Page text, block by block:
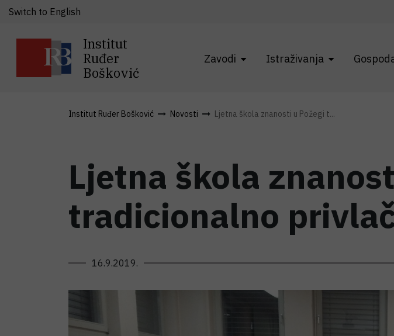
Institut
Ruđer
Bošković
Zavodi Istraživanja
Switch to English
Institut Ruđer Bošković Novosti Ljetna škola znanosti u Požegi t...
Ljetna škola
tradicionalno
16.9.2019.